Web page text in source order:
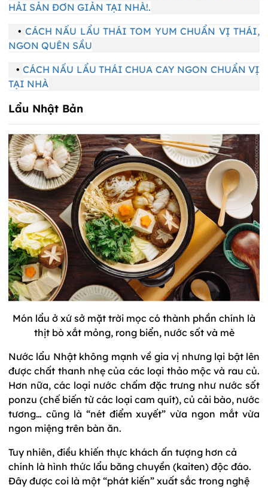
HẢI SẢN ĐƠN GIẢN TẠI NHÀ!.
• CÁCH NẤU LẨU THÁI TOM YUM CHUẨN VỊ THÁI,
NGON QUÊN SẦU
• CÁCH NẤU LẨU THÁI CHUA CAY NGON CHUẨN VỊ
TẠI NHÀ
Lẩu Nhật Bản
Món lẩu ở xứ sở mặt trời mọc có thành phần chính là
thịt bò xắt mỏng, rong biển, nước sốt và mè
Nước lẩu Nhật không mạnh về gia vị nhưng lại bật lên
được chất thanh nhẹ của các loại thảo mộc và rau củ.
Hơn nữa, các loại nước chấm đặc trưng như nước sốt
ponzu (chế biến từ các loại cam quít), củ cải bào, nước
tương… cũng là “nét điểm xuyết” vừa ngon mắt vừa
ngon miệng trên bàn ăn.
Tuy nhiên, điều khiến thực khách ấn tượng hơn cả
chính là hình thức lẩu băng chuyền (kaiten) độc đáo.
Đây được coi là một “phát kiến” xuất sắc trong nghệ